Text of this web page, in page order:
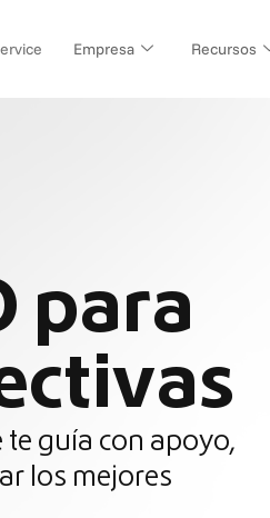
Empresa Recursos
para
te guía con apoyo,
los mejores